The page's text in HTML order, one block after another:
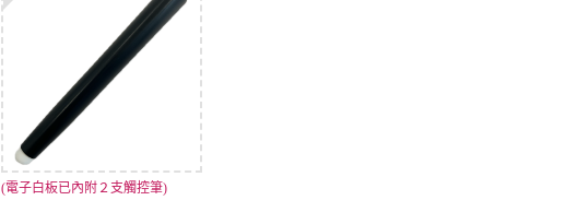
(電子白板已內附２支觸控筆)